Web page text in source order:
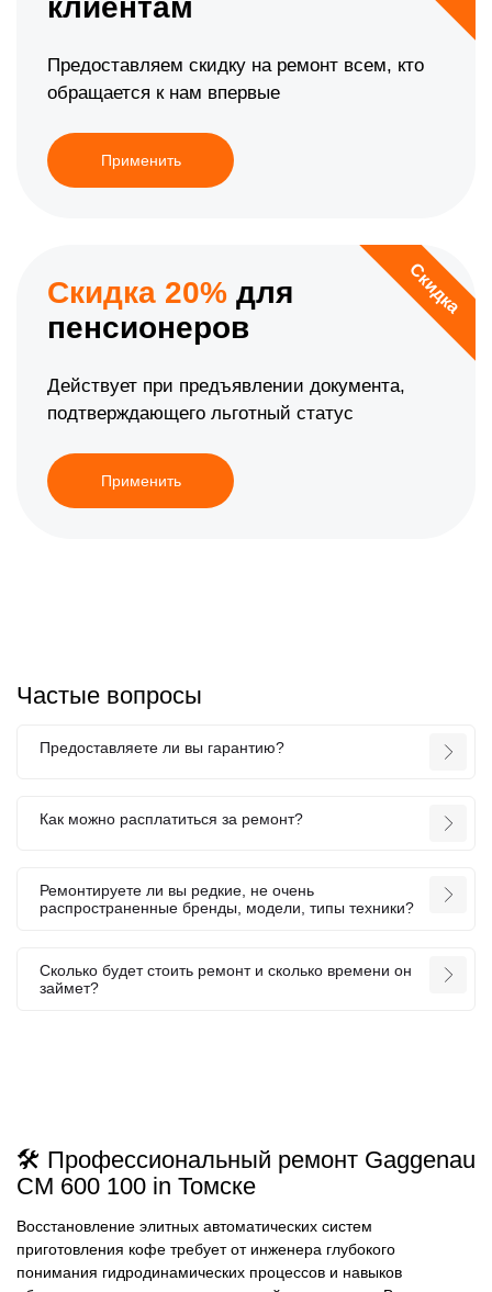
клиентам
Предоставляем скидку на ремонт всем, кто
обращается к нам впервые
Применить
Скидка
Скидка 20% для
пенсионеров
Действует при предъявлении документа,
подтверждающего льготный статус
Применить
Частые вопросы
Предоставляете ли вы гарантию?
Как можно расплатиться за ремонт?
Ремонтируете ли вы редкие, не очень
распространенные бренды, модели, типы техники?
Сколько будет стоить ремонт и сколько времени он
займет?
🛠️ Профессиональный ремонт Gaggenau
CM 600 100 in Томске
Восстановление элитных автоматических систем
приготовления кофе требует от инженера глубокого
понимания гидродинамических процессов и навыков